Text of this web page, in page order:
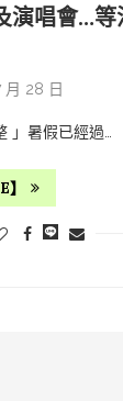
演唱會…
月 28 日
」暑假已經過…